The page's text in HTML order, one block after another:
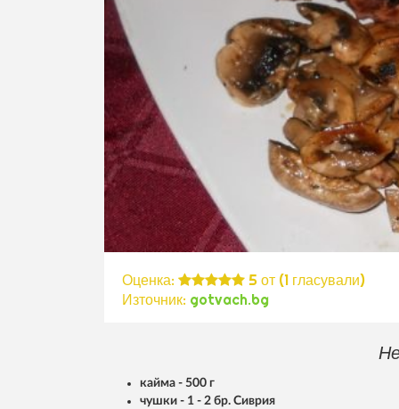
Оценка: 5 от (1 гласували)
Източник: gotvach.bg
кайма - 500 г
чушки - 1 - 2 бр. Сиврия